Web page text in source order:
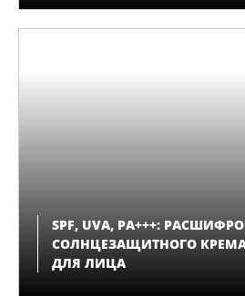
SPF, UVA, PA+++:
СОЛНЦЕЗАЩИТНОГО
ДЛЯ ЛИЦА